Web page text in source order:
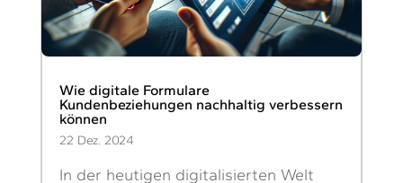
Wie digitale Formulare
Kundenbeziehungen nachhaltig verbessern
können
22 Dez. 2024
In der heutigen digitalisierten Welt